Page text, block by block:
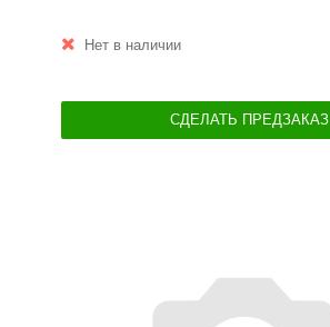
Нет в наличии
СДЕЛАТЬ ПРЕДЗАКАЗ